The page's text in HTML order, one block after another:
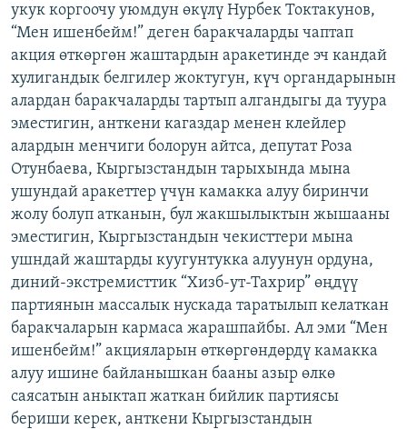
укук коргоочу уюмдун өкүлү Нурбек Токтакунов,
“Мен ишенбейм!” деген баракчаларды чаптап
акция өткөргөн жаштардын аракетинде эч кандай
хулигандык белгилер жоктугун, күч органдарынын
алардан баракчаларды тартып алгандыгы да туура
эместигин, анткени кагаздар менен клейлер
алардын менчиги болорун айтса, депутат Роза
Отунбаева, Кыргызстандын тарыхында мына
ушундай аракеттер үчүн камакка алуу биринчи
жолу болуп атканын, бул жакшылыктын жышааны
эместигин, Кыргызстандын чекисттери мына
ушндай жаштарды куугунтукка алуунун ордуна,
диний-экстремисттик “Хизб-ут-Тахрир” өңдүү
партиянын массалык нускада таратылып келаткан
баракчаларын кармаса жарашпайбы. Ал эми “Мен
ишенбейм!” акцияларын өткөргөндөрдү камакка
алуу ишине байланышкан бааны азыр өлкө
саясатын аныктап жаткан бийлик партиясы
бериши керек, анткени Кыргызстандын